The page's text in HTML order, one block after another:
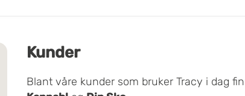
Kunder
Blant våre kunder som bruker Tracy i dag